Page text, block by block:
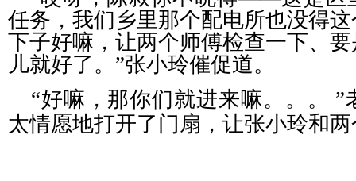
任务，我们乡里那个配电所也没得
下子好嘛，让两个师傅检查一下、
儿就好了。”张小玲催促道。
“好嘛，那你们就进来嘛。。。
”
太情愿地打开了门扇，让张小玲和